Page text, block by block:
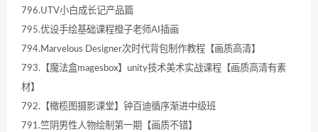
796.UTV小白成长记产品篇
795.优设手绘基础课程橙子老师AI插画
794.Marvelous Designer次时代背包制作教程【画质高清】
793.【魔法盒magesbox】unity技术美术实战课程【画质高清有素
材】
792.【橄榄图摄影课堂】钟百迪循序渐进中级班
791.竺阴男性人物绘制第一期【画质不错】